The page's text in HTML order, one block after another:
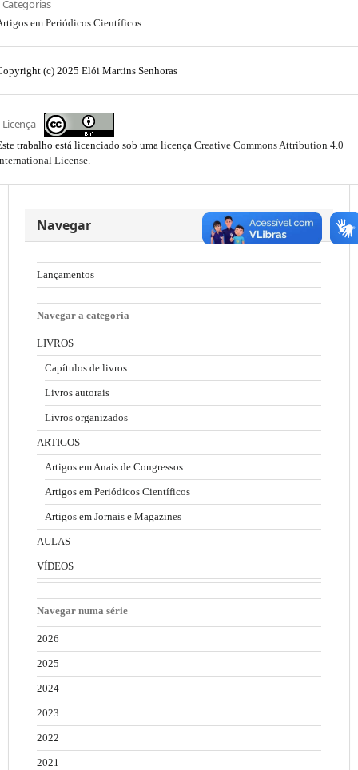
Categorias
em Periódicos Científicos
(c) 2025 Elói Martins Senhoras
Licença
trabalho está licenciado sob uma licença Creative Commons Attribution 4.0
License
Navegar
Lançamentos
Navegar a categoria
LIVROS
Capítulos de livros
Livros autorais
Livros organizados
ARTIGOS
Artigos em Anais de Congressos
Artigos em Periódicos Científicos
Artigos em Jornais e Magazines
AULAS
VÍDEOS
Navegar numa série
2026
2025
2024
2023
2022
2021